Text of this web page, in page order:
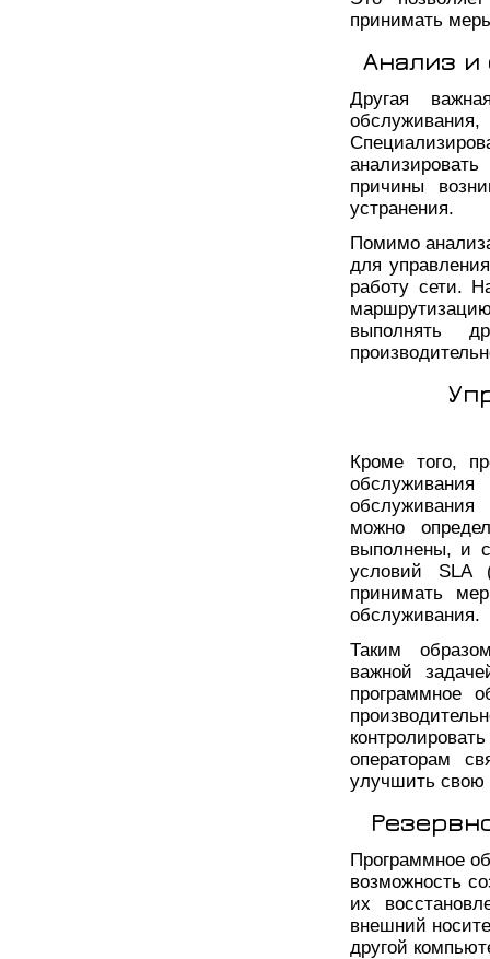
принимать
Анализ и
Другая
причины
устранения.
Помимо
для
работу сети.
выполнять
Кроме того,
можно
выполнены, и
условий SLA
принимать
обслуживания.
Таким
важной
программное
операторам
улучшить свою
Программное
возможность
их
внешний
другой